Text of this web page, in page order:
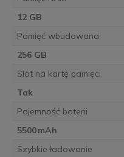
12 GB
Pamięć wbudowana
256 GB
Slot na kartę pamięci
Tak
Pojemność baterii
5500 mAh
Szybkie ładowanie